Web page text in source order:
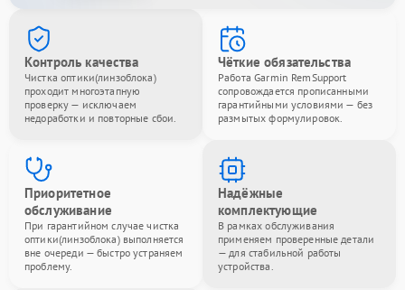
Контроль качества
Чистка оптики(линзоблока)
проходит многоэтапную
проверку — исключаем
недоработки и повторные сбои.
Чёткие обязательства
Работа Garmin RemSupport
сопровождается прописанными
гарантийными условиями — без
размытых формулировок.
Приоритетное
обслуживание
При гарантийном случае чистка
оптики(линзоблока) выполняется
вне очереди — быстро устраняем
проблему.
Надёжные
комплектующие
В рамках обслуживания
применяем проверенные детали
— для стабильной работы
устройства.